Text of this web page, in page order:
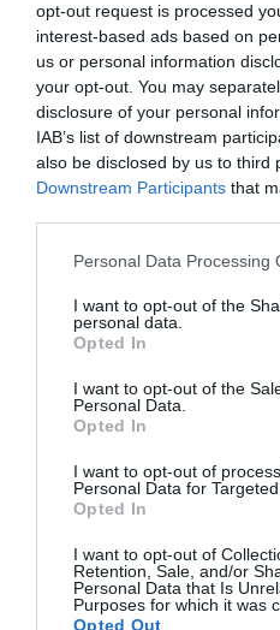
opt-out request is processed
interest-based ads based on
us or personal information
your opt-out. You may
disclosure of your personal
IAB’s list of downstream
also be disclosed by us to third
Downstream Participants that
Please note that this website/
not limited to your visit or
grant or deny consent to
use your data for below
consent section.
Personal Data Processing
I want to opt-out of the
personal data.
Opted In
I want to opt-out of the
Personal Data.
Opted In
I want to opt-out of
Personal Data for Targeted
Opted In
I want to opt-out of
Retention, Sale, and/or
Personal Data that Is
Purposes for which it was
Opted Out
Ez is érdekelhet!
szokatlan forró csoki
a hagyományokat
Vegyünk elő egy
közepes lángon
gőzölögni kezd.
ne égjen oda.
A forró, de nem
mellett várjuk meg,
Kapcsoljunk ismét
gyöngyözni nem kezd.
kissé besűrűsödik és
tetején.